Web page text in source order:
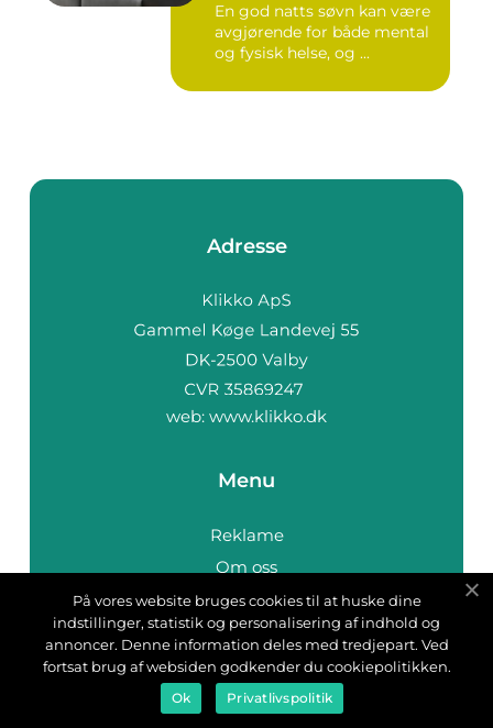
En god natts søvn kan være
avgjørende for både mental
og fysisk helse, og ...
Adresse
web: www.klikko.dk
Menu
Reklame
Om oss
Cookies
Kontakt Oss
Sitemap
På vores website bruges cookies til at huske dine
indstillinger, statistik og personalisering af indhold og
annoncer. Denne information deles med tredjepart. Ved
fortsat brug af websiden godkender du cookiepolitikken.
Ok Privatlivspolitik